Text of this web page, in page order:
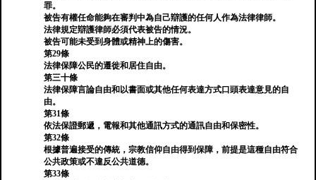
罪。
被告有權任命能夠在審判中為自己辯護的任何人作為法律律師。
法律規定辯護律師必須代表被告的情況。
被告可能未受到身體或精神上的傷害。
第29條
法律保障公民的遷徙和居住自由。
第三十條
法律保障言論自由和以書面或其他任何表達方式口頭表達意見的自
由。
第31條
依法保證郵遞，電報和其他通訊方式的通訊自由和保密性。
第32條
根據普遍接受的傳統，宗教信仰自由得到保障，前提是這種自由符合
公共政策或不違反公共道德。
第33條